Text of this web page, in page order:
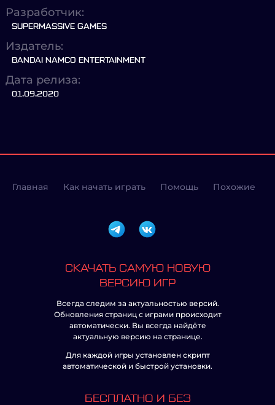
Разработчик:
SUPERMASSIVE GAMES
Издатель:
BANDAI NAMCO ENTERTAINMENT
Дата релиза:
01.09.2020
Главная Как начать играть Помощь Похожие
СКАЧАТЬ САМУЮ НОВУЮ
ВЕРСИЮ ИГР
Всегда следим за актуальностью версий.
Обновления страниц с играми происходит
автоматически. Вы всегда найдёте
актуальную версию на странице.
Для каждой игры установлен скрипт
автоматической и быстрой установки.
БЕСПЛАТНО И БЕЗ